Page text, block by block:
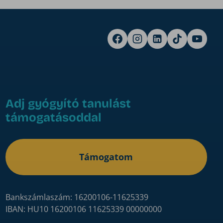
Adj gyógyító tanulást
támogatásoddal
Támogatom
Bankszámlaszám: 16200106-11625339
IBAN: HU10 16200106 11625339 00000000